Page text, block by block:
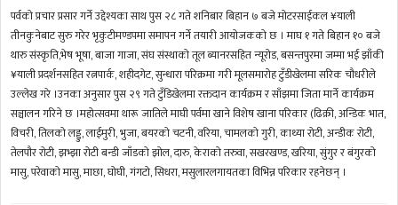
पर्वको प्रचार प्रसार गर्ने उद्देश्यका साथ पुस २८ गते शनिबार बिहान ७ बजे मोटरसाईकल ¥याली
तीनकुनेबाट सुरु गरेर भृकुटीमण्डपमा समापन गर्ने तयारी आयोजकको छ । माघ १ गते बिहान १० बजे
थारु संस्कृति,भेष भूषा, बाजा गाजा, संघ संस्थाको तूल ब्यानरसहित न्यूरोड, बसन्तपुरमा जम्मा भई झाँकी
¥याली प्रदर्शनसहित रत्नपार्क, शहीदगेट, सुन्धारा परिक्रमा गरी मूलसमारोह टुँडीखेलमा सरिक चौधरीले
उल्लेख गरे ।उनका अनुसार पुस २९ गते टुँडिखेलमा रक्तदान कार्यक्रम र साँझमा जिता मार्ने कार्यक्रम
सञ्चालन गरिने छ ।महोत्सवमा थारू जातिले माघी पर्वमा खाने विशेष खाना परिकार (ढिक्री, अन्डिक भात,
विचरी, तिलको लड्डु, लाईमुरी, भुजा, बयरको चटनी, वरिया, चामलको गुरी, काथ्या रोटी, अन्डीक रोटी,
तेलपौर रोटी, झभ्झा रोटी बन्डी जाँडको झोल, दारु, केराको तरुवा, सखरखण्ड, खरिया, सुंगुर र बंगुरको
मासु, परेवाको मासु, माछा, घोघी, गंगटो, सिधरा, मसुलारलगायतका विभिन्न परिकार रहनेछन् ।